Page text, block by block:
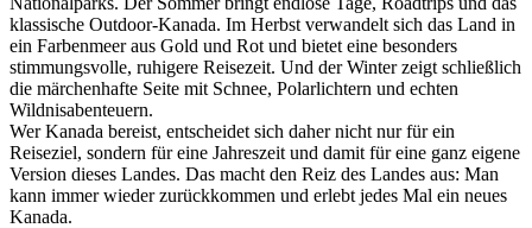
klassische Outdoor-Kanada. Im Herbst verwandelt sich das Land in
ein Farbenmeer aus Gold und Rot und bietet eine besonders
stimmungsvolle, ruhigere Reisezeit. Und der Winter zeigt schließlich
die märchenhafte Seite mit Schnee, Polarlichtern und echten
Wildnisabenteuern.
Wer Kanada bereist, entscheidet sich daher nicht nur für ein
Reiseziel, sondern für eine Jahreszeit und damit für eine ganz eigene
Version dieses Landes. Das macht den Reiz des Landes aus: Man
kann immer wieder zurückkommen und erlebt jedes Mal ein neues
Kanada.